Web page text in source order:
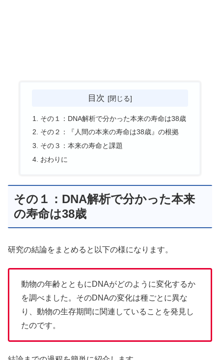
目次
その１：DNA解析で分かった本来の寿命は38歳
その２：『人間の本来の寿命は38歳』の根拠
その３：本来の寿命と課題
おわりに
その１：DNA解析で分かった本来
の寿命は38歳
研究の結論をまとめると以下の様になります。
動物の年齢とともにDNAがどのように変化するか
を調べました。そのDNAの変化は種ごとに異な
り、動物の生存期間に関連していることを発見し
たのです。